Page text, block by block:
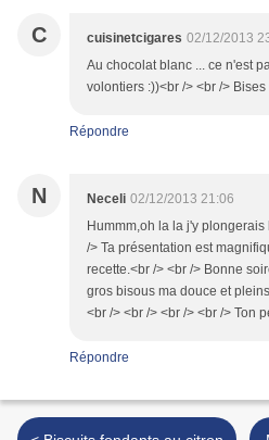
C cuisinetcigares 02/12/2013
Au chocolat blanc ... ce n'est
volontiers :))<br /> <br />
Répondre
N Neceli 02/12/2013 21:06
Hummm,oh la la j'y
/> Ta présentation est
recette.<br /> <br /> Bonne
gros bisous ma douce et
<br /> <br /> <br /> <br /> Ton
Répondre